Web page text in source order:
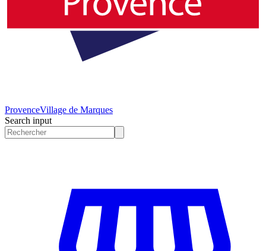
ProvenceVillage de Marques
Search input